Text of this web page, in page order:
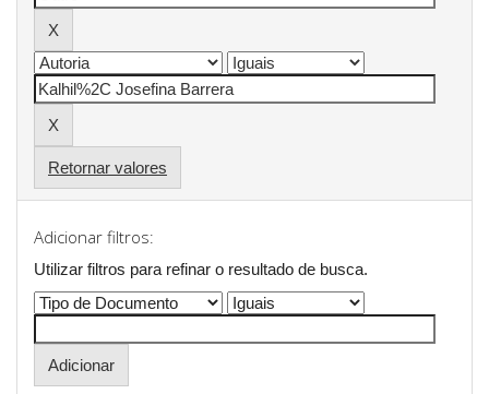
Retornar valores
Adicionar filtros:
Utilizar filtros para refinar o resultado de busca.